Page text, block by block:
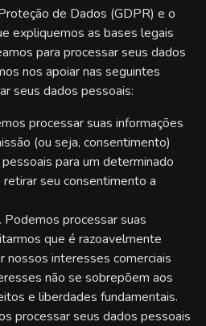
de Dados (GDPR) e o
expliquemos as bases legais
para processar seus dados
nos apoiar nas seguintes
seus dados pessoais:
processar suas informações
(ou seja, consentimento)
para um determinado
seu consentimento a
processar suas
que é razoavelmente
nossos interesses comerciais
não se sobrepõem aos
e liberdades fundamentais.
processar seus dados pessoais